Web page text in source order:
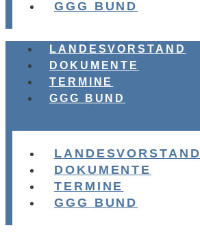
GGG BUND
LANDESVORSTAND
DOKUMENTE
TERMINE
GGG BUND
LANDESVORSTAND
DOKUMENTE
TERMINE
GGG BUND